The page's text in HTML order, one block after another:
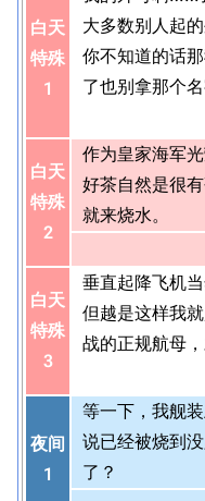
白天
特殊
1
大多数别人起
你不知道的话
了也别拿那个
白天
特殊
2
作为皇家海军
好茶自然是很
就来烧水。
白天
特殊
3
垂直起降飞机
但越是这样我
战的正规航母
夜间
1
等一下，我舰
说已经被烧到
了？